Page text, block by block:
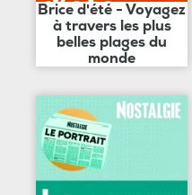
Brice d'été - Voyagez
à travers les plus
belles plages du
monde